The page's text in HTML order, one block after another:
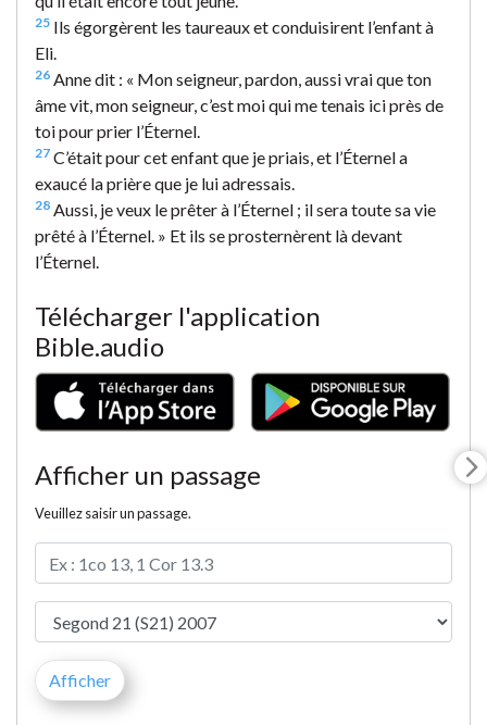
25 Ils égorgèrent les taureaux et conduisirent l’enfant à
Eli.
26 Anne dit : « Mon seigneur, pardon, aussi vrai que ton
âme vit, mon seigneur, c’est moi qui me tenais ici près de
toi pour prier l’Éternel.
27 C’était pour cet enfant que je priais, et l’Éternel a
exaucé la prière que je lui adressais.
28 Aussi, je veux le prêter à l’Éternel ; il sera toute sa vie
prêté à l’Éternel. » Et ils se prosternèrent là devant
l’Éternel.
Télécharger l'application
Bible.audio
Afficher un passage
Veuillez saisir un passage.